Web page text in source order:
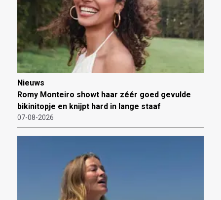
Nieuws
Romy Monteiro showt haar zéér goed gevulde
bikinitopje en knijpt hard in lange staaf
07-08-2026